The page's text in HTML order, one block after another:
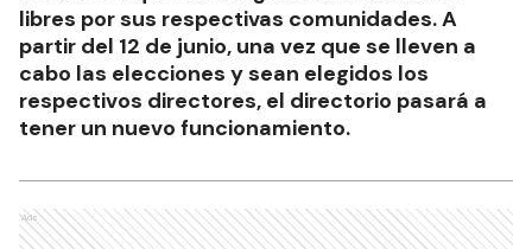
libres por sus respectivas comunidades. A
partir del 12 de junio, una vez que se lleven a
cabo las elecciones y sean elegidos los
respectivos directores, el directorio pasará a
tener un nuevo funcionamiento.
Ads